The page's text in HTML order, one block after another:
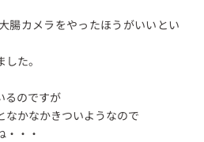
腸カメラをやったほうがいいとい
た。
るのですが
なかなかきついようなので
・・・